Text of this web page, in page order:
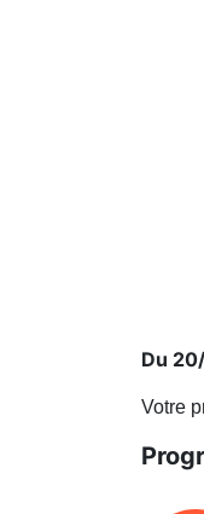
Du
Votre